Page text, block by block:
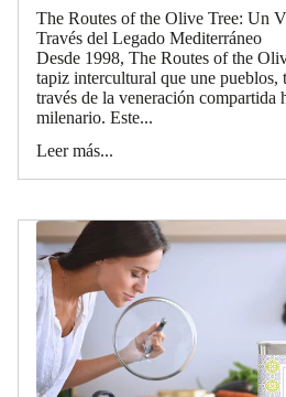
The Routes of the Olive Tree: Un
Través del Legado Mediterráneo
Desde 1998, The Routes of the
tapiz intercultural que une pueblos,
través de la veneración compartida
milenario. Este...
Leer más...